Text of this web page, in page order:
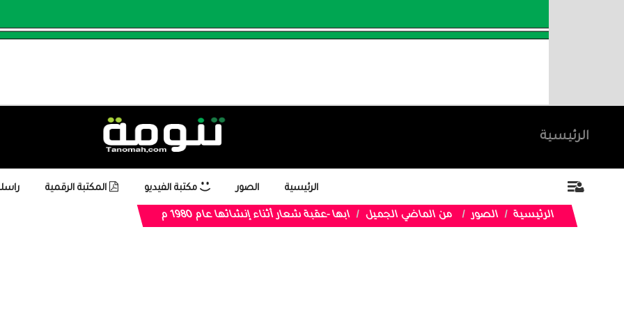
الرئيسية
الرئيسية الصور مكتبة الفيديو المكتبة الرقمية
الرئيسية الصور من الماضي الجميل ابها -عقبة شعار أثناء إنشائها عام 1980 م